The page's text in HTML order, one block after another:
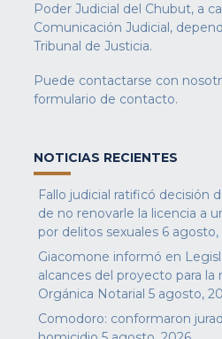
Poder Judicial del Chubut, a
Comunicación Judicial,
Tribunal de Justicia.
Puede contactarse con
formulario de contacto.
NOTICIAS RECIENTES
Fallo judicial ratificó decisión
de no renovarle la licencia a
por delitos sexuales 6 agosto,
Giacomone informó en
alcances del proyecto para la
Orgánica Notarial 5 agosto,
Comodoro: conformaron